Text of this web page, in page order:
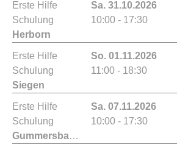
Erste Hilfe
Schulung
Herborn
Sa. 31.10.2026
10:00 - 17:30
Erste Hilfe
Schulung
Siegen
So. 01.11.2026
11:00 - 18:30
Erste Hilfe
Schulung
Gummersbach
Sa. 07.11.2026
10:00 - 17:30